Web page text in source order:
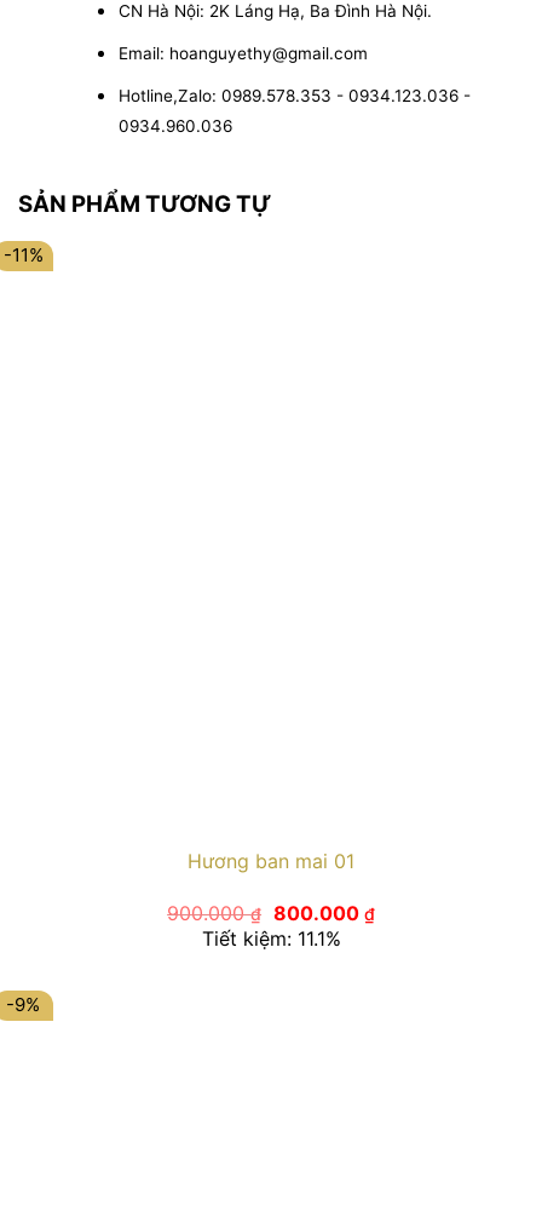
CN Hà Nội: 2K Láng Hạ, Ba Đình Hà Nội.
Email: hoanguyethy@gmail.com
Hotline,Zalo: 0989.578.353 - 0934.123.036 -
0934.960.036
SẢN PHẨM TƯƠNG TỰ
-11%
Hương ban mai 01
900.000₫ Giá
gốc
là:
800.000 ₫Giá
hiện
Tiết kiệm: 11.1%
-9%